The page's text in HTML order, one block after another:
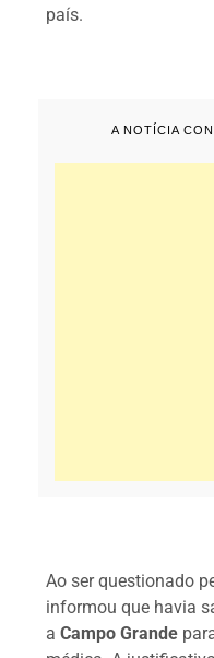
país.
A NOTÍCIA
Ao ser questionado
informou que havia
aCampo Grande